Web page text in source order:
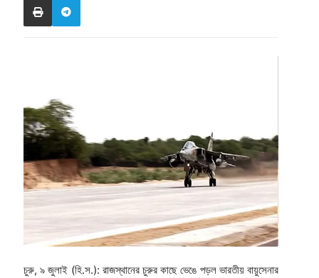
চুরু, ৯ জুলাই (হি.স.): রাজস্থানের চুরুর কাছে ভেঙে পড়ল ভারতীয় বায়ুসেনার